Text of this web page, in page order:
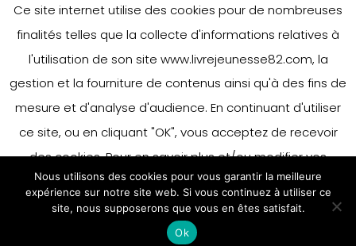
Ce site internet utilise des cookies pour de nombreuses
finalités telles que la collecte d'informations relatives à
l'utilisation de son site www.livrejeunesse82.com, la
gestion et la fourniture de contenus ainsi qu'à des fins de
mesure et d'analyse d'audience. En continuant d'utiliser
ce site, ou en cliquant "OK", vous acceptez de recevoir
des cookies. Pour en savoir plus et/ou modifier vos
préférences en matière de cookies, merci de vous référer
à notre politique sur les cookies.
Accepter
En savoir plus
Nous utilisons des cookies pour vous garantir la meilleure
expérience sur notre site web. Si vous continuez à utiliser ce
site, nous supposerons que vous en êtes satisfait.
Ok